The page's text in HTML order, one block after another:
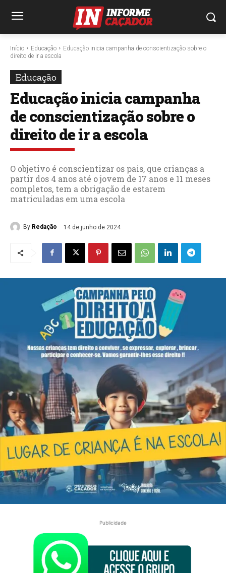
Início Educação
Educação inicia campanha de conscientização sobre o
direito de ir a escola
Educação
Educação inicia campanha
de conscientização sobre o
direito de ir a escola
O objetivo é conscientizar os pais, que crianças a
partir dos 4 anos até o jovem de 17 anos e 11 meses
completos, tem a obrigação de estarem
matriculadas em uma escola
By Redação 14 de junho de 2024
Publicidade